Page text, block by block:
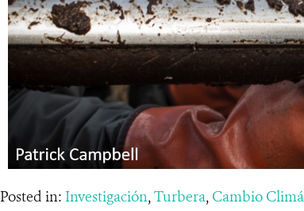
Posted in: Investigación,Turbera, Cambio